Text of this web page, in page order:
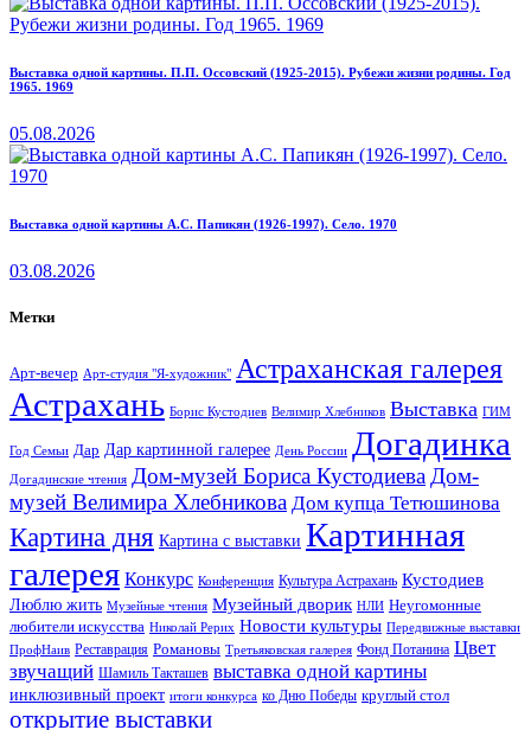
Выставка одной картины. П.П. Оссовский (1925-2015). Рубежи жизни родины. Год
1965. 1969
05.08.2026
Выставка одной картины А.С. Папикян (1926-1997). Село. 1970
03.08.2026
Метки
Арт-вечер Арт-студия "Я-художник" Астраханская галерея
Астрахань Борис Кустодиев Велимир Хлебников Выставка ГИМ
Год Семьи Дар Дар картинной галерее День России Догадинка
Догадинские чтения Дом-музей Бориса КустодиеваДом-
музей Велимира Хлебникова Дом купца Тетюшинова
Картина дня Картина с выставки Картинная
галерея Конкурс Конференция Культура Астрахань Кустодиев
Люблю жить Музейные чтения Музейный дворик НЛИ Неугомонные
любители искусства Николай Рерих Новости культуры Передвижные выставки
ПрофНаив Реставрация Романовы Третьяковская галерея Фонд Потанина Цвет
звучащий Шамиль Такташев выставка одной картины
инклюзивный проект итоги конкурса ко Дню Победы круглый стол
открытие выставки